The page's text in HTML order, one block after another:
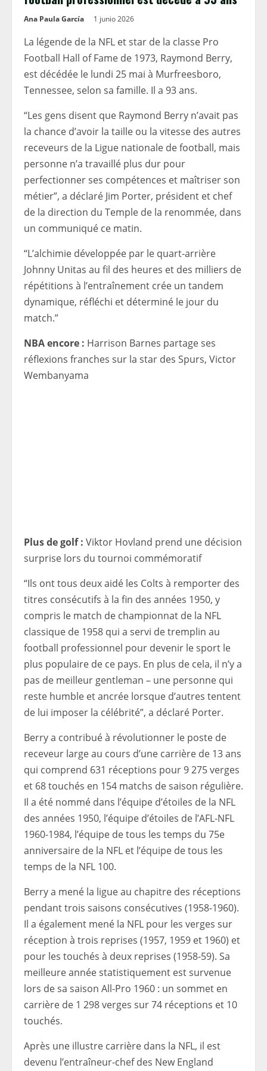
Ana Paula García 1 junio 2026
La légende de la NFL et star de la classe Pro
Football Hall of Fame de 1973, Raymond Berry,
est décédée le lundi 25 mai à Murfreesboro,
Tennessee, selon sa famille. Il a 93 ans.
“Les gens disent que Raymond Berry n’avait pas
la chance d’avoir la taille ou la vitesse des autres
receveurs de la Ligue nationale de football, mais
personne n’a travaillé plus dur pour
perfectionner ses compétences et maîtriser son
métier”, a déclaré Jim Porter, président et chef
de la direction du Temple de la renommée, dans
un communiqué ce matin.
“L’alchimie développée par le quart-arrière
Johnny Unitas au fil des heures et des milliers de
répétitions à l’entraînement crée un tandem
dynamique, réfléchi et déterminé le jour du
match.”
NBA encore : Harrison Barnes partage ses
réflexions franches sur la star des Spurs, Victor
Wembanyama
Plus de golf : Viktor Hovland prend une décision
surprise lors du tournoi commémoratif
“Ils ont tous deux aidé les Colts à remporter des
titres consécutifs à la fin des années 1950, y
compris le match de championnat de la NFL
classique de 1958 qui a servi de tremplin au
football professionnel pour devenir le sport le
plus populaire de ce pays. En plus de cela, il n’y a
pas de meilleur gentleman – une personne qui
reste humble et ancrée lorsque d’autres tentent
de lui imposer la célébrité”, a déclaré Porter.
Berry a contribué à révolutionner le poste de
receveur large au cours d’une carrière de 13 ans
qui comprend 631 réceptions pour 9 275 verges
et 68 touchés en 154 matchs de saison régulière.
Il a été nommé dans l’équipe d’étoiles de la NFL
des années 1950, l’équipe d’étoiles de l’AFL-NFL
1960-1984, l’équipe de tous les temps du 75e
anniversaire de la NFL et l’équipe de tous les
temps de la NFL 100.
Berry a mené la ligue au chapitre des réceptions
pendant trois saisons consécutives (1958-1960).
Il a également mené la NFL pour les verges sur
réception à trois reprises (1957, 1959 et 1960) et
pour les touchés à deux reprises (1958-59). Sa
meilleure année statistiquement est survenue
lors de sa saison All-Pro 1960 : un sommet en
carrière de 1 298 verges sur 74 réceptions et 10
touchés.
Après une illustre carrière dans la NFL, il est
devenu l’entraîneur-chef des New England